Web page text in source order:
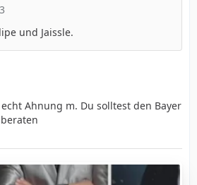
und Jaissle.
Ahnung m. Du solltest den Bayer